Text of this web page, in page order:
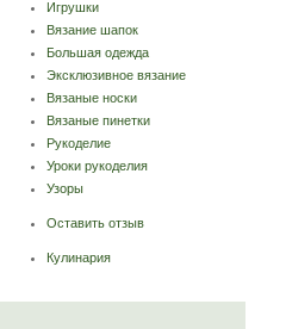
Игрушки
Вязание шапок
Большая одежда
Эксклюзивное вязание
Вязаные носки
Вязаные пинетки
Рукоделие
Уроки рукоделия
Узоры
Оставить отзыв
Кулинария